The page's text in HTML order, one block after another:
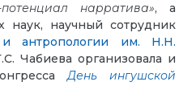
нарратива», а
наук, научный сотрудник
и антропологии им. Н.Н.
Чабиева организовала и
День ингушской